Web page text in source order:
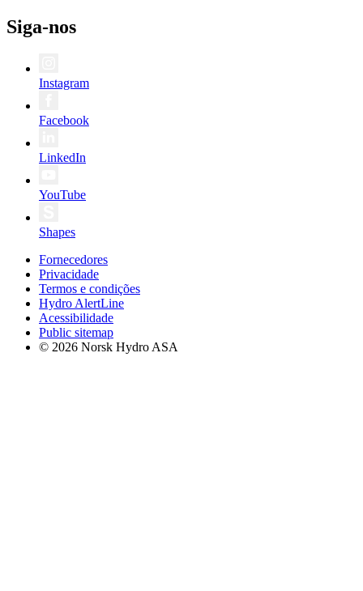
Siga-nos
Instagram
Facebook
LinkedIn
YouTube
Shapes
Fornecedores
Privacidade
Termos e condições
Hydro AlertLine
Acessibilidade
Public sitemap
© 2026 Norsk Hydro ASA